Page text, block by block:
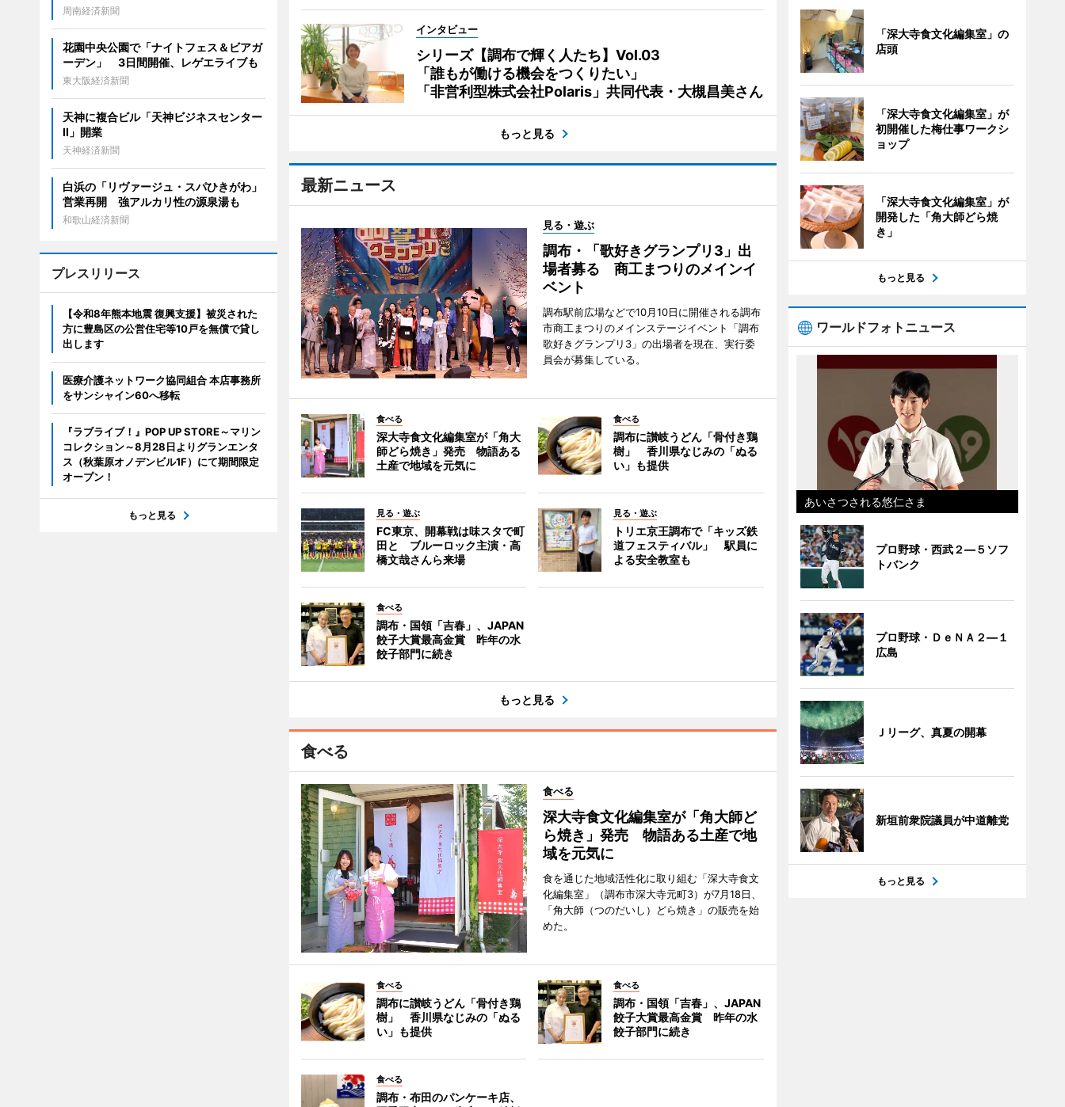
インタビュー
シリーズ【調布で輝く人たち】Vol.03
「誰もが働ける機会をつくりたい」
「非営利型株式会社Polaris」共同代表・大槻昌美さん
もっと見る
最新ニュース
見る・遊ぶ
調布・「歌好きグランプリ3」出
場者募る 商工まつりのメインイ
ベント
調布駅前広場などで10月10日に開催される調布
市商工まつりのメインステージイベント「調布
歌好きグランプリ3」の出場者を現在、実行委
員会が募集している。
食べる
深大寺食文化編集室が「角大
師どら焼き」発売 物語ある
土産で地域を元気に
食べる
調布に讃岐うどん「骨付き鶏
樹」 香川県なじみの「ぬる
い」も提供
見る・遊ぶ
FC東京、開幕戦は味スタで町
田と ブルーロック主演・高
橋文哉さんら来場
見る・遊ぶ
トリエ京王調布で「キッズ鉄
道フェスティバル」 駅員に
よる安全教室も
食べる
調布・国領「吉春」、JAPAN
餃子大賞最高金賞 昨年の水
餃子部門に続き
もっと見る
食べる
食べる
深大寺食文化編集室が「角大師ど
ら焼き」発売 物語ある土産で地
域を元気に
食を通じた地域活性化に取り組む「深大寺食文
化編集室」（調布市深大寺元町3）が7月18日、
「角大師（つのだいし）どら焼き」の販売を始
めた。
食べる
調布に讃岐うどん「骨付き鶏
樹」 香川県なじみの「ぬる
い」も提供
食べる
調布・国領「吉春」、JAPAN
餃子大賞最高金賞 昨年の水
餃子部門に続き
食べる
調布・布田のパンケーキ店、
周南経済新聞
花園中央公園で「ナイトフェス＆ビアガ
ーデン」 3日間開催、レゲエライブも
東大阪経済新聞
天神に複合ビル「天神ビジネスセンター
II」開業
天神経済新聞
白浜の「リヴァージュ・スパひきがわ」
営業再開 強アルカリ性の源泉湯も
和歌山経済新聞
プレスリリース
【令和8年熊本地震 復興支援】被災された
方に豊島区の公営住宅等10戸を無償で貸し
出します
医療介護ネットワーク協同組合 本店事務所
をサンシャイン60へ移転
『ラブライブ！』POP UP STORE～マリン
コレクション～8月28日よりグランエンタ
ス（秋葉原オノデンビル1F）にて期間限定
オープン！
もっと見る
「深大寺食文化編集室」の
店頭
「深大寺食文化編集室」が
初開催した梅仕事ワークシ
ョップ
「深大寺食文化編集室」が
開発した「角大師どら焼
き」
もっと見る
ワールドフォトニュース
あいさつされる悠仁さま
プロ野球・西武２―５ソフ
トバンク
プロ野球・ＤｅＮＡ２―１
広島
Ｊリーグ、真夏の開幕
新垣前衆院議員が中道離党
もっと見る